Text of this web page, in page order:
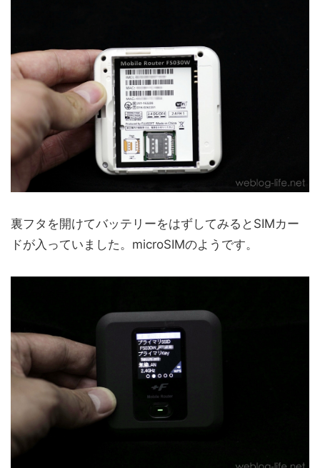
裏フタを開けてバッテリーをはずしてみるとSIMカー
ドが入っていました。microSIMのようです。